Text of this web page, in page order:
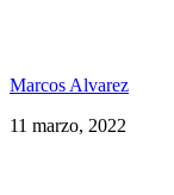
Marcos Alvarez
11 marzo, 2022